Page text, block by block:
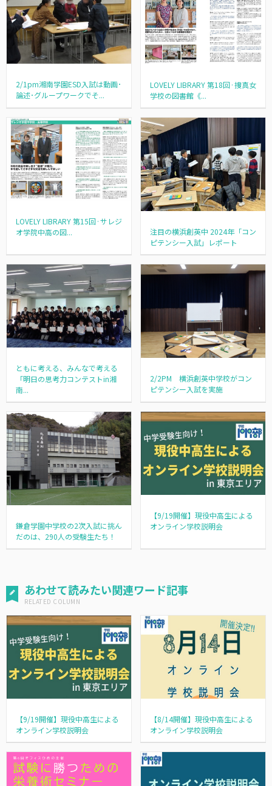
2/1pm湘南学園ESD入試は動画･
論述･グループワークでそ...
LOVELY LIBRARY 第18回·捜真女
学校の図書館《...
LOVELY LIBRARY 第15回·サレジ
オ学院中高の図...
注目の横浜創英中 2024年「コン
ピテンシー入試」レポート
ともに考える、みんなで考える
「明日の思考力コンテストin湘
南...
2/2PM 横浜創英中学校がコン
ピテンシー入試を実施
鎌倉学園中学校の2次入試に挑ん
だのは、290人の受験生たち！
【9/19開催】現役中高生による
オンライン学校説明会
あわせて読みたい関連ワード記事
【9/19開催】現役中高生による
オンライン学校説明会
【8/14開催】現役中高生による
オンライン学校説明会